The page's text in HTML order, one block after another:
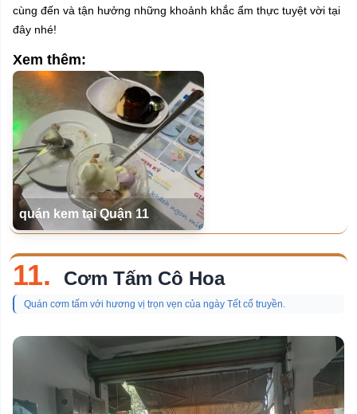
cùng đến và tận hưởng những khoảnh khắc ẩm thực tuyệt vời tại
đây nhé!
Xem thêm:
quán kem tại Quận 11
11. Cơm Tấm Cô Hoa
Quán cơm tấm với hương vị trọn vẹn của ngày Tết cổ truyền.